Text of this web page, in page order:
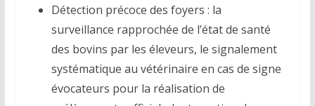
Détection précoce des foyers : la
surveillance rapprochée de l’état de santé
des bovins par les éleveurs, le signalement
systématique au vétérinaire en cas de signe
évocateurs pour la réalisation de